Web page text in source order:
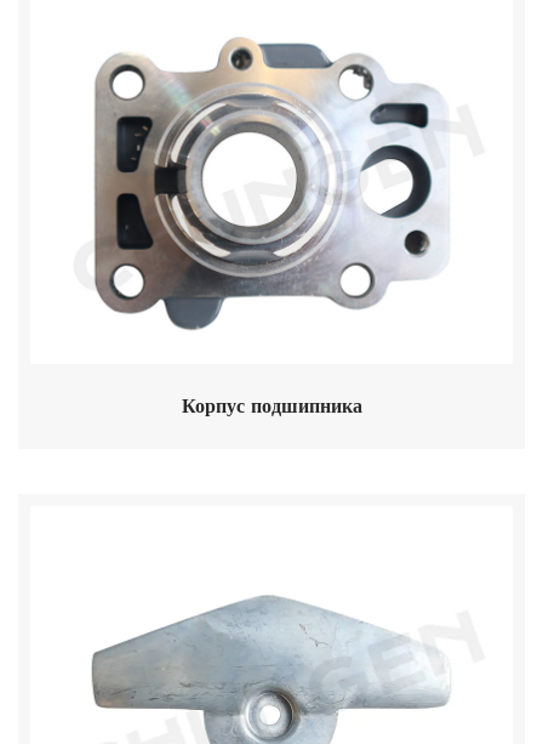
Корпус подшипника